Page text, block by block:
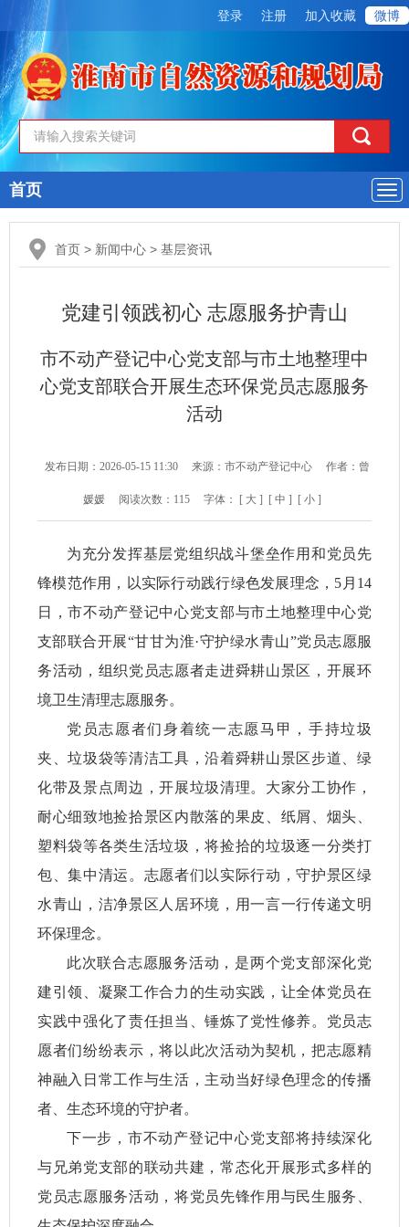
登录 注册 加入收藏 微博
导
航
首页
首页 > 新闻中心 > 基层资讯
党建引领践初心 志愿服务护青山
市不动产登记中心党支部与市土地整理中
心党支部联合开展生态环保党员志愿服务
活动
发布日期：2026-05-15 11:30 来源：市不动产登记中心 作者：曾
媛媛 阅读次数： 115 字体： [ 大 ] [ 中 ] [ 小 ]
为充分发挥基层党组织战斗堡垒作用和党员先
锋模范作用，以实际行动践行绿色发展理念，5月14
日，市不动产登记中心党支部与市土地整理中心党
支部联合开展“甘甘为淮·守护绿水青山”党员志愿服
务活动，组织党员志愿者走进舜耕山景区，开展环
境卫生清理志愿服务。
党员志愿者们身着统一志愿马甲，手持垃圾
夹、垃圾袋等清洁工具，沿着舜耕山景区步道、绿
化带及景点周边，开展垃圾清理。大家分工协作，
耐心细致地捡拾景区内散落的果皮、纸屑、烟头、
塑料袋等各类生活垃圾，将捡拾的垃圾逐一分类打
包、集中清运。志愿者们以实际行动，守护景区绿
水青山，洁净景区人居环境，用一言一行传递文明
环保理念。
此次联合志愿服务活动，是两个党支部深化党
建引领、凝聚工作合力的生动实践，让全体党员在
实践中强化了责任担当、锤炼了党性修养。党员志
愿者们纷纷表示，将以此次活动为契机，把志愿精
神融入日常工作与生活，主动当好绿色理念的传播
者、生态环境的守护者。
下一步，市不动产登记中心党支部将持续深化
与兄弟党支部的联动共建，常态化开展形式多样的
党员志愿服务活动，将党员先锋作用与民生服务、